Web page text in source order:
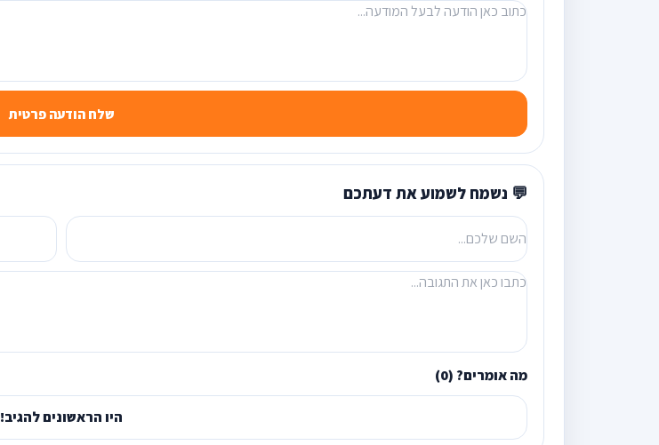
שלח הודעה פרטית
💬 נשמח לשמוע את דעתכם
מה אומרים? (0)
היו הראשונים להגיב!